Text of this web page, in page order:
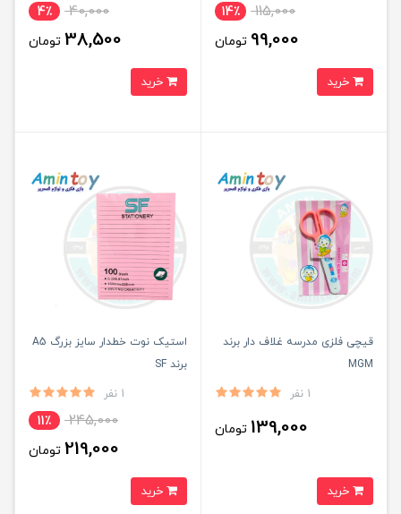
115,000 14٪
99,000 تومان
40,000 4٪
38,500 تومان
قیچی فلزی مدرسه غلاف دار برند
MGM
1 نفر
139,000 تومان
استیک نوت خطدار سایز بزرگ A5
برند SF
1 نفر
245,000 11٪
219,000 تومان